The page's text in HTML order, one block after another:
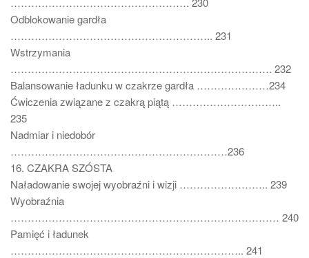
Odblokowanie gardła
………………………………………………….. 231
Wstrzymania
…………………………………………………………………. 232
Balansowanie ładunku w czakrze gardła …………………234
Ćwiczenia związane z czakrą piątą …………………………..
235
Nadmiar i niedobór
………………………………………………………236
16. CZAKRA SZÓSTA
Naładowanie swojej wyobraźni i wizji …………………….. 239
Wyobraźnia
…………………………………………………………………… 240
Pamięć i ładunek
………………………………………………………….. 241